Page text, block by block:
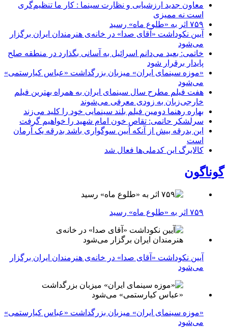
معاون جدید ارزشیابی و نظارت سینما : کار ما تنظیم‌گری
است نه ممیزی
۷۵۹ اثر به «طلوع ماه» رسید
آیین نکوداشت «آقای صدا» در خانه‌ی هنرمندان ایران برگزار
می‌شود
خاتمی: بعید می‌دانم اسرائیل به آسانی بگذارد در منطقه صلح
پایدار برقرار شود
«موزه سینمای ایران» میزبان بزرگداشت «عباس کیارستمی»
می‌شود
هفت فیلم مطرح سال سینمای ایران به همراه بهترین فیلم
خارجی‌زبان به زودی معرفی می‌شوند
بهاره رهنما دومین فیلم بلند سینمایی خود را کلید می‌زند
سرلشکر حاتمی: تقاص خون امام شهید را خواهیم گرفت
این بدرقه بیش از آنکه آیین سوگواری باشد بدرقه یک آرمان
است
کالابرگ این کدملی‌ها فعال شد
گوناگون
۷۵۹ اثر به «طلوع ماه» رسید
آیین نکوداشت «آقای صدا» در خانه‌ی هنرمندان ایران برگزار
می‌شود
«موزه سینمای ایران» میزبان بزرگداشت «عباس کیارستمی»
می‌شود